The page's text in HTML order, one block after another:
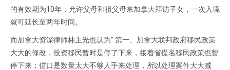
的有效期为10年，允许父母和祖父母来加拿大拜访子女，一次入境
就可延长至两年时间。
而加拿大资深律师林主光也认为” 第一、加拿大联邦政府移民政策
大大的修改，投资移民暂时是停了下来，接着省提名移民政策也暂
停下来；借口是数量太大不够人手来处理，所以处理案件大大减